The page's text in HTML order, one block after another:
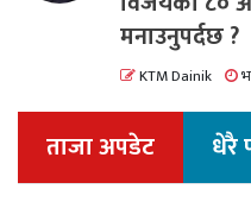
मनाउनुपर्दछ ?
KTM Dainik
ताजा अपडेट धेरै